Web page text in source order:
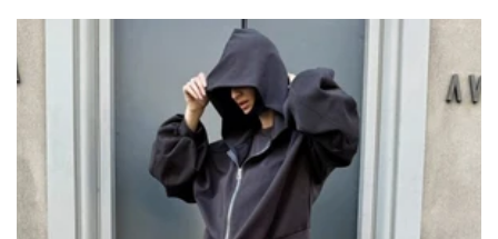
规
格
销